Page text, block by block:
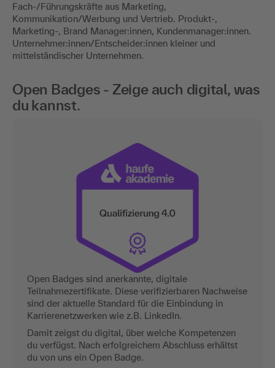
Fach-/Führungskräfte aus Marketing,
Kommunikation/Werbung und Vertrieb. Produkt-,
Marketing-, Brand Manager:innen, Kundenmanager:innen.
Unternehmer:innen/Entscheider:innen kleiner und
mittelständischer Unternehmen.
Open Badges - Zeige auch digital, was
du kannst.
Open Badges sind anerkannte, digitale
Teilnahmezertifikate. Diese verifizierbaren Nachweise
sind der aktuelle Standard für die Einbindung in
Karrierenetzwerken wie z.B. LinkedIn.
Damit zeigst du digital, über welche Kompetenzen
du verfügst. Nach erfolgreichem Abschluss erhältst
du von uns ein Open Badge.